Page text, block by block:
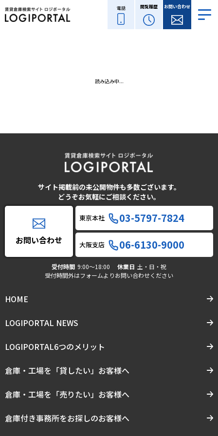
電話 閲覧履歴 お問い合わせ
読み込み中...
サイト掲載前の未公開物件も多数ございます。
どうぞお気軽にご相談ください。
お問い合わせ
東京本社 03-5797-7824
大阪支店 06-6130-9000
受付時間 9:00〜18:00 休業日 土・日・祝
受付時間外はフォームよりお問い合わせください
HOME
LOGIPORTAL NEWS
LOGIPORTAL6つのメリット
倉庫・工場を「貸したい」お客様へ
倉庫・工場を「売りたい」お客様へ
倉庫付き事務所をお探しのお客様へ